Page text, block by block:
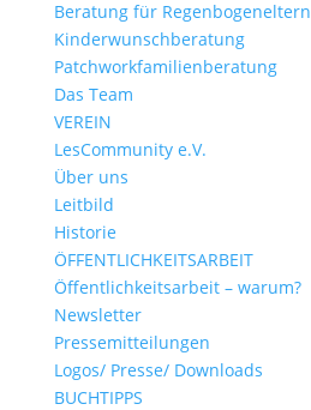
Beratung für Regenbogeneltern
Kinderwunsch­beratung
Patchwork­familienberatung
Das Team
VEREIN
LesCommunity e.V.
Über uns
Leitbild
Historie
ÖFFENTLICHKEITSARBEIT
Öffentlichkeitsarbeit – warum?
Newsletter
Pressemitteilungen
Logos/ Presse/ Downloads
BUCHTIPPS